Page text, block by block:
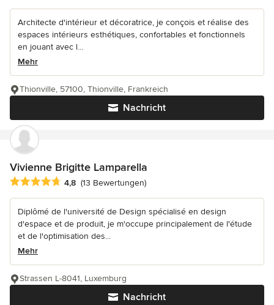
Architecte d'intérieur et décoratrice, je conçois et réalise des
espaces intérieurs esthétiques, confortables et fonctionnels
en jouant avec l...
Mehr
Nachricht
Thionville, 57100, Thionville, Frankreich
Vivienne Brigitte Lamparella
Durchschnittliche Bewertung: 4.8 von 5 Sternen
4,8 (13 Bewertungen)
Diplômé de l'université de Design spécialisé en design
d'espace et de produit, je m'occupe principalement de l'étude
et de l'optimisation des...
Mehr
Nachricht
Strassen L-8041, Luxemburg